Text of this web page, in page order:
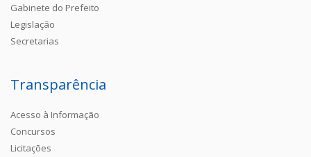
Gabinete do Prefeito
Legislação
Secretarias
Transparência
Acesso à Informação
Concursos
Licitações